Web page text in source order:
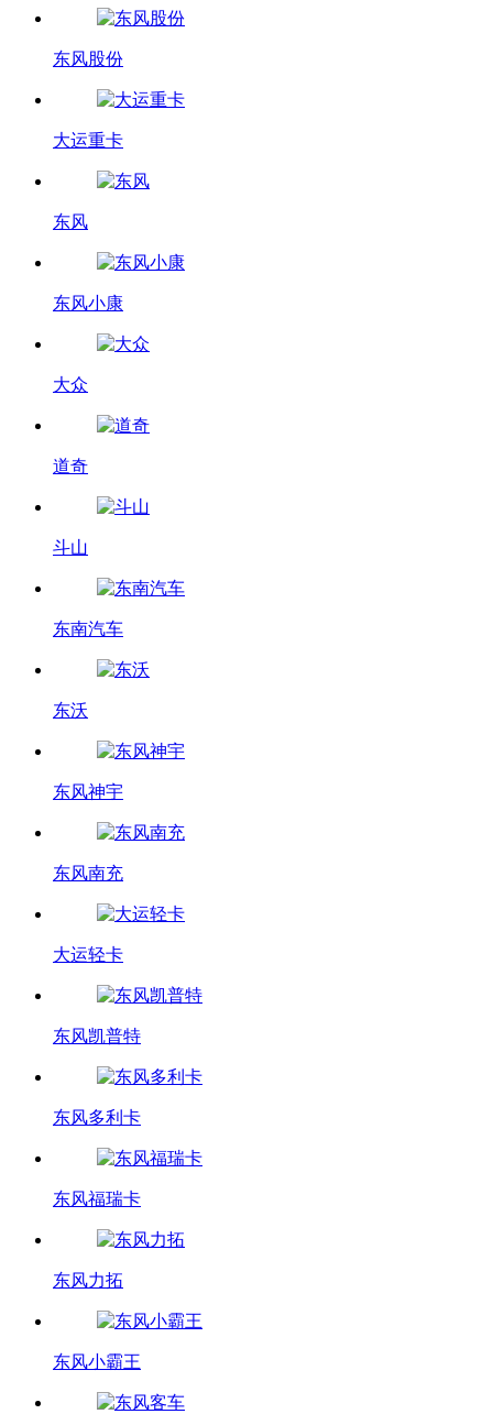
东风股份
大运重卡
东风
东风小康
大众
道奇
斗山
东南汽车
东沃
东风神宇
东风南充
大运轻卡
东风凯普特
东风多利卡
东风福瑞卡
东风力拓
东风小霸王